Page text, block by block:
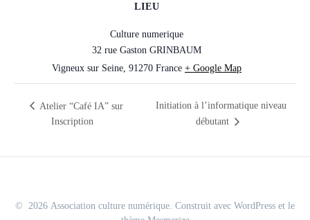
LIEU
Culture numerique
32 rue Gaston GRINBAUM
Vigneux sur Seine, 91270 France + Google Map
Atelier “Café IA” sur
Inscription
Initiation à l’informatique niveau
débutant
© 2026 Association culture numérique. Construit avec WordPress et le